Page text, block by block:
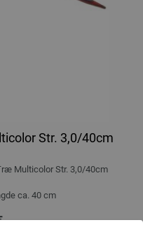
Str. 3,0/40cm
Multicolor Str. 3,0/40cm
ca. 40 cm